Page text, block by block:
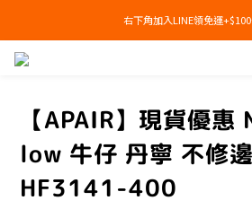
右下角加入LINE領免運
右下角加入LINE領免運
即日起，預購商品可提供部分訂金後尾款貨到付
【APAIR】現貨優
low 牛仔 丹寧 不修
HF3141-400